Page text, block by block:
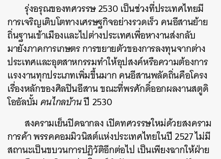
รุ่งอรุณของทศวรรษ 2530 เป็นช่วงที่ประเทศไทยมี
การเจริญเติบโตทางเศรษฐกิจอย่างรวดเร็ว คนอีสานย้าย
ถิ่นฐานเข้าเมืองและไปต่างประเทศเพื่อหางานส่งกลับ
มายังภาคการเกษตร การขยายตัวของการลงทุนจากต่าง
ประเทศและอุตสาหกรรมทำให้อุปสงค์หรือความต้องการ
แรงงานทุกประเภทเพิ่มขึ้นมาก คนอีสานพลัดถิ่นคือโครง
เรื่องหลักของศิลปินอีสาน ขณะที่พรศักดิ์ออกผลงานสตูดิ
โออัลบั้มคนไกลบ้านปี 2530
สงครามเย็นปิดฉากลง เปิดทศวรรษใหม่ด้วยสงคราม
การค้า พรรคคอมมิวนิสต์แห่งประเทศไทยในปี 2527 ไม่มี
สถานะเป็นขบวนการปฏิวัติอีกต่อไป เป็นเพียงฉากให้ฝ่าย